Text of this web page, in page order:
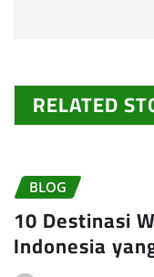
RELATED
BLOG
10 Destinasi
Indonesia